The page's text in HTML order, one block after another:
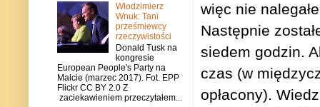
więc nie
Następnie
siedem godzin.
czas (w
opłacony).
Włodzimierz
Wnuk: Tani
prześmiewcy
rzeczywistości
Donald Tusk na
kongresie
European People's Party na
Malcie (marzec 2017). Fot. EPP
Flickr CC BY 2.0 Z
zaciekawieniem przeczytałem...